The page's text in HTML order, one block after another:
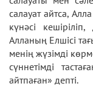
салауат айтса,
күнәсі
Алланың Елшісі
менің жүзімді
сүннетімді
айтпаған» депті.